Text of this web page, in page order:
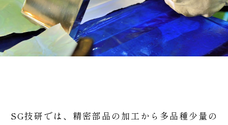
SG技研では、精密部品の加工から多品種少量の